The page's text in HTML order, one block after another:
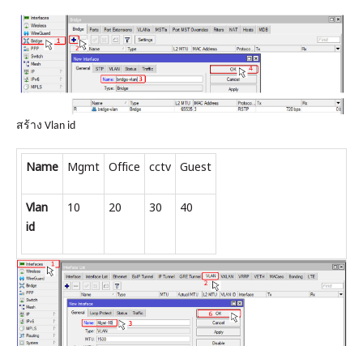
สร้าง Vlan id
Name Mgmt Office cctv Guest
Vlan
id
10 20 30 40